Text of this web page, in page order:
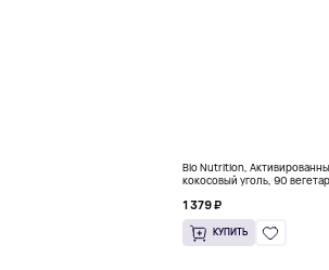
Bio Nutrition,
кокосовый уголь, 90
1 379 ₽
КУПИТЬ